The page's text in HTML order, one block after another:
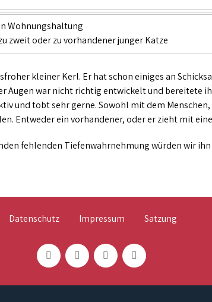
Wohnungshaltung
zweit oder zu vorhandener junger Katze
kleiner Kerl. Er hat schon einiges an
Augen war nicht richtig entwickelt und bereitete
und tobt sehr gerne. Sowohl mit dem
Entweder ein vorhandener, oder er zieht mit
fehlenden Tiefenwahrnehmung würden wir
Datenschutz Impressum Satzung